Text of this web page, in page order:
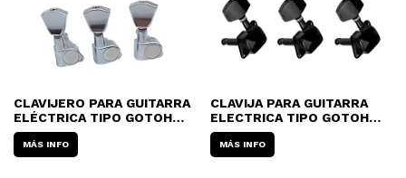
CLAVIJERO PARA GUITARRA
ELÉCTRICA TIPO GOTOH
JINHO J04 3 + 3 PERILLA
ALARGADA (POR UNIDAD)
MÁS INFO
CLAVIJA PARA GUITARRA
ELECTRICA TIPO GOTOH
DIXON SKG-645 BK 3 + 3
(POR UNIDAD)
MÁS INFO